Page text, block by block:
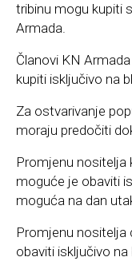
tribinu mogu kupiti
Armada.
Članovi KN
kupiti isključivo na
Za ostvarivanje
moraju predočiti
Promjenu nositelja
moguće je obaviti
moguća na dan
Promjenu nositelja
obaviti isključivo